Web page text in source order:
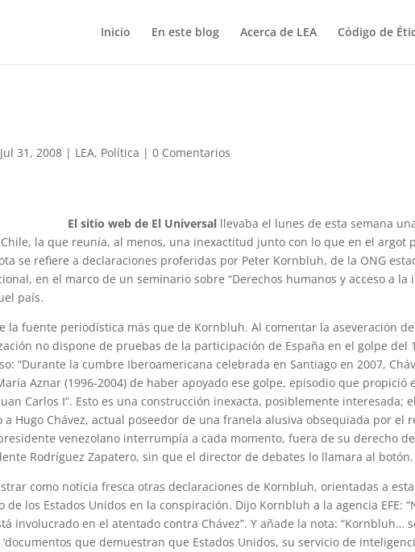
Inicio En este blog Acerca de LEA Código de
Jul 31, 2008 | LEA, Política |0 Comentarios
El sitio web de El Universal llevaba el lunes de esta semana
la que reunía, al menos, una inexactitud junto con lo que en el argot
se refiere a declaraciones proferidas por Peter Kornbluh, de la ONG
en el marco de un seminario sobre “Derechos humanos y acceso a la
país.
la fuente periodística más que de Kornbluh. Al comentar la aseveración
no dispone de pruebas de la participación de España en el golpe del
“Durante la cumbre Iberoamericana celebrada en Santiago en 2007,
Aznar (1996-2004) de haber apoyado ese golpe, episodio que propició
Carlos I”. Esto es una construcción inexacta, posiblemente interesada;
Hugo Chávez, actual poseedor de una franela alusiva obsequiada por el
venezolano interrumpía a cada momento, fuera de su derecho
Rodríguez Zapatero, sin que el director de debates lo llamara al botón.
como noticia fresca otras declaraciones de Kornbluh, orientadas a
los Estados Unidos en la conspiración. Dijo Kornbluh a la agencia EFE:
involucrado en el atentado contra Chávez”. Y añade la nota: “Kornbluh…
que demuestran que Estados Unidos, su servicio de